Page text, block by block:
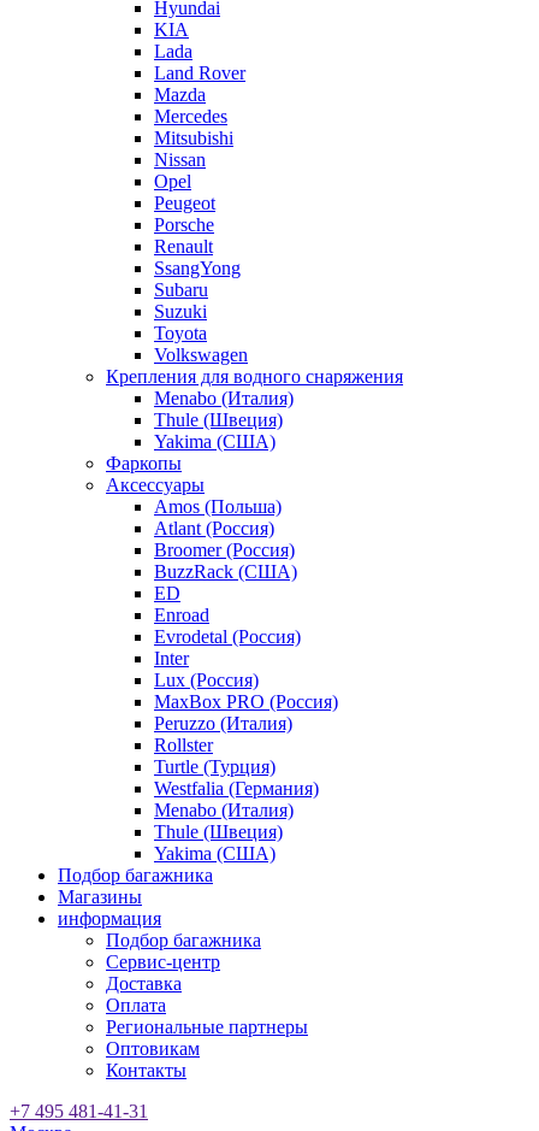
Hyundai
KIA
Lada
Land Rover
Mazda
Mercedes
Mitsubishi
Nissan
Opel
Peugeot
Porsche
Renault
SsangYong
Subaru
Suzuki
Toyota
Volkswagen
Крепления для водного снаряжения
Menabo (Италия)
Thule (Швеция)
Yakima (США)
Фаркопы
Аксессуары
Amos (Польша)
Atlant (Россия)
Broomer (Россия)
BuzzRack (США)
ED
Enroad
Evrodetal (Россия)
Inter
Lux (Россия)
MaxBox PRO (Россия)
Peruzzo (Италия)
Rollster
Turtle (Турция)
Westfalia (Германия)
Menabo (Италия)
Thule (Швеция)
Yakima (США)
Подбор багажника
Магазины
информация
Подбор багажника
Сервис-центр
Доставка
Оплата
Региональные партнеры
Оптовикам
Контакты
+7 495 481-41-31